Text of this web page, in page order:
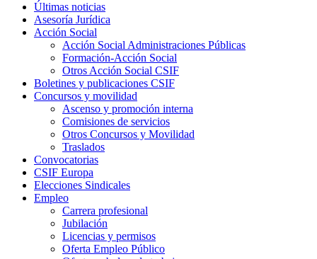
Últimas noticias
Asesoría Jurídica
Acción Social
Acción Social Administraciones Públicas
Formación-Acción Social
Otros Acción Social CSIF
Boletines y publicaciones CSIF
Concursos y movilidad
Ascenso y promoción interna
Comisiones de servicios
Otros Concursos y Movilidad
Traslados
Convocatorias
CSIF Europa
Elecciones Sindicales
Empleo
Carrera profesional
Jubilación
Licencias y permisos
Oferta Empleo Público